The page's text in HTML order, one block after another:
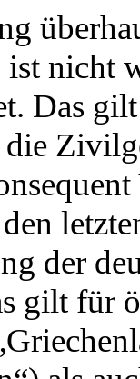
nicht
Das
der
gilt für